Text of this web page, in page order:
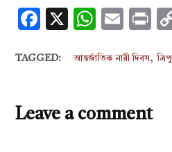
Facebook
X
TAGGED: আন্তর্জাতিক নারী দিবস,
Leave a comment